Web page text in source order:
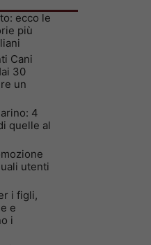
ecco le
più
Cani
30
un
4
quelle al
utenti
i figli,
e
i